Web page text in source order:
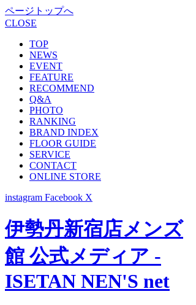
ページトップへ
CLOSE
TOP
NEWS
EVENT
FEATURE
RECOMMEND
Q&A
PHOTO
RANKING
BRAND INDEX
FLOOR GUIDE
SERVICE
CONTACT
ONLINE STORE
instagram Facebook X
伊勢丹新宿店メンズ
館 公式メディア -
ISETAN NEN'S net